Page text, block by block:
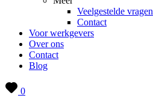
Veelgestelde vragen
Contact
Voor werkgevers
Over ons
Contact
Blog
0